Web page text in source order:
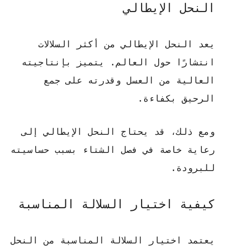
النحل الإيطالي
يعد النحل الإيطاليمن أكثر السلالات
انتشارًا حول العالم. يتميز بإنتاجيته
العالية من العسل وقدرته على جمع
الرحيق بكفاءة.
ومع ذلك، قد يحتاج النحل الإيطالي إلى
رعاية خاصة في فصل الشتاء بسبب حساسيته
للبرودة.
كيفية اختيار السلالة المناسبة
يعتمد اختيار السلالة المناسبة من النحل